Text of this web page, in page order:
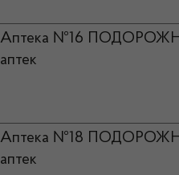
Аптека №16
аптек
Аптека №18
аптек